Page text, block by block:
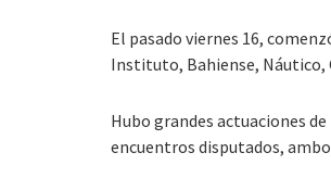
El pasado viernes 16,
Instituto, Bahiense, Náutico,
Hubo grandes actuaciones
encuentros disputados,